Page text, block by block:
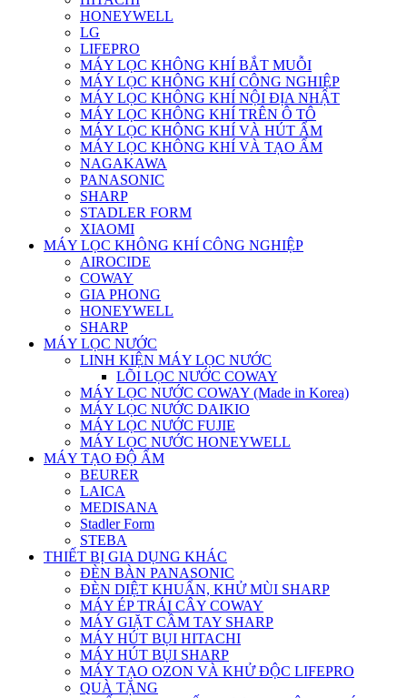
HONEYWELL
LG
LIFEPRO
MÁY LỌC KHÔNG KHÍ BẮT MUỖI
MÁY LỌC KHÔNG KHÍ CÔNG NGHIỆP
MÁY LỌC KHÔNG KHÍ NỘI ĐỊA NHẬT
MÁY LỌC KHÔNG KHÍ TRÊN Ô TÔ
MÁY LỌC KHÔNG KHÍ VÀ HÚT ẨM
MÁY LỌC KHÔNG KHÍ VÀ TẠO ẨM
NAGAKAWA
PANASONIC
SHARP
STADLER FORM
XIAOMI
MÁY LỌC KHÔNG KHÍ CÔNG NGHIỆP
AIROCIDE
COWAY
GIA PHONG
HONEYWELL
SHARP
MÁY LỌC NƯỚC
LINH KIỆN MÁY LỌC NƯỚC
LÕI LỌC NƯỚC COWAY
MÁY LỌC NƯỚC COWAY (Made in Korea)
MÁY LỌC NƯỚC DAIKIO
MÁY LỌC NƯỚC FUJIE
MÁY LỌC NƯỚC HONEYWELL
MÁY TẠO ĐỘ ẨM
BEURER
LAICA
MEDISANA
Stadler Form
STEBA
THIẾT BỊ GIA DỤNG KHÁC
ĐÈN BÀN PANASONIC
ĐÈN DIỆT KHUẨN, KHỬ MÙI SHARP
MÁY ÉP TRÁI CÂY COWAY
MÁY GIẶT CẦM TAY SHARP
MÁY HÚT BỤI HITACHI
MÁY HÚT BỤI SHARP
MÁY TẠO OZON VÀ KHỬ ĐỘC LIFEPRO
QUÀ TẶNG